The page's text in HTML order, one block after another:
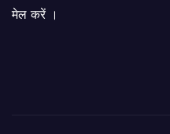
मेल करें ।